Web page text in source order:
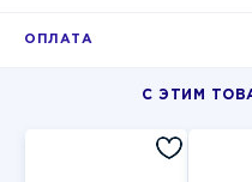
ОПЛАТА
С ЭТИМ